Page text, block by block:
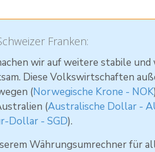
Franken:
wir auf weitere stabile
Diese Volkswirtschaften
(Norwegische Krone - NOK
(Australische Dollar -
Dollar - SGD).
Währungsumrechner für